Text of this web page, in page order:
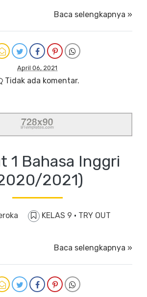
Baca selengkapnya »
April 06, 2021
Tidak ada komentar.
1 Bahasa Inggri
2021)
KELAS 9 · TRY OUT
Baca selengkapnya »